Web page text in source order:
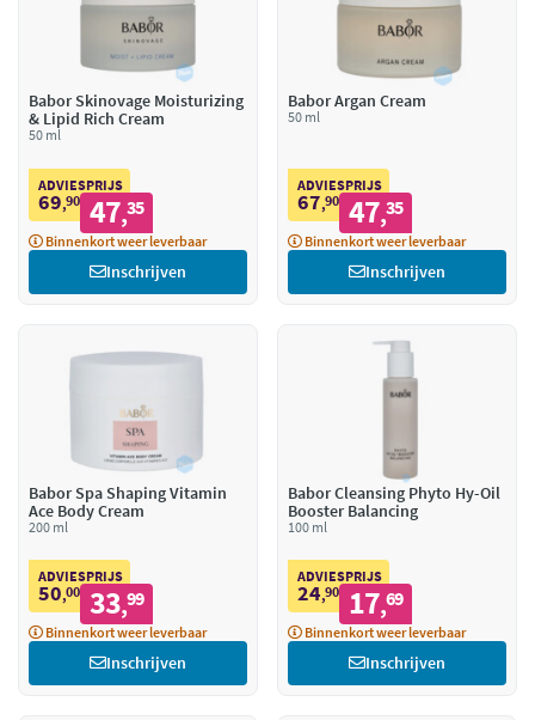
Babor Skinovage Moisturizing
& Lipid Rich Cream
50 ml
ADVIESPRIJS
69,90 47,35
Binnenkort weer leverbaar
Inschrijven
Babor Argan Cream
50 ml
ADVIESPRIJS
67,90 47,35
Binnenkort weer leverbaar
Inschrijven
Babor Spa Shaping Vitamin
Ace Body Cream
200 ml
ADVIESPRIJS
50,00 33,99
Binnenkort weer leverbaar
Inschrijven
Babor Cleansing Phyto Hy-Oil
Booster Balancing
100 ml
ADVIESPRIJS
24,90 17,69
Binnenkort weer leverbaar
Inschrijven